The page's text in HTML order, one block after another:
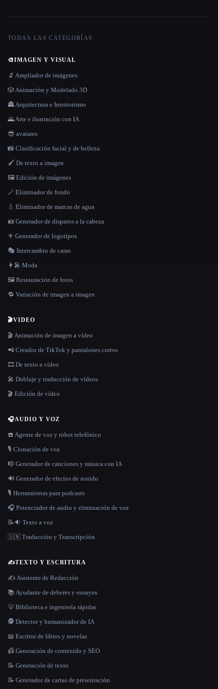
TODAS LAS CATEGORÍAS
🎨IMAGEN Y VISUAL
🔬 Ampliador de imágenes
🎲 Animación y Modelado 3D
🏯 Arquitectura e Interiorismo
🌄 Arte e ilustración con IA
😎 avatares
📸 Clasificación facial y de belleza
🖌️ De texto a imagen
🖼️ Edición de imágenes
🪄 Eliminador de fondo
💧 Eliminador de marcas de agua
🪪 Generador de disparos a la cabeza
⚜️ Generador de logotipos
🎭 Intercambio de caras
👩‍🎤 Moda
🖼️ Restauración de fotos
🔁 Variación de imagen a imagen
🎬VIDEO
🎬 Animación de imagen a vídeo
📲 Creador de TikTok y pantalones cortos
🎞️ De texto a vídeo
🎤 Doblaje y traducción de vídeos
🎬 Edición de vídeo
🎧AUDIO Y VOZ
☎️ Agente de voz y robot telefónico
🎙️ Clonación de voz
🎼 Generador de canciones y música con IA
🔊 Generador de efectos de sonido
🎙️ Herramientas para podcasts
🎧 Potenciador de audio y eliminación de voz
📝🔉 Texto a voz
🇺🇳 Traducción y Transcripción
✍️TEXTO Y ESCRITURA
✍️ Asistente de Redacción
📚 Ayudante de deberes y ensayos
💡 Biblioteca e ingeniería rápidas
🕵️ Detector y humanizador de IA
📖 Escritor de libros y novelas
📠 Generación de contenido y SEO
📝 Generación de texto
📝 Generador de cartas de presentación